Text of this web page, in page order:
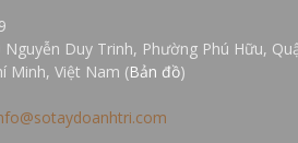
Duy Trinh, Phường Phú Hữu,
Minh, Việt Nam (Bản đồ)